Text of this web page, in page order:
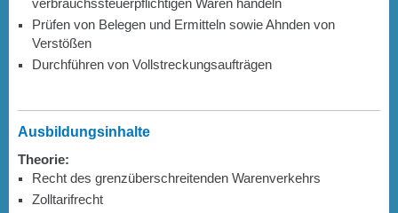
verbrauchssteuerpflichtigen Waren handeln
Prüfen von Belegen und Ermitteln sowie Ahnden von
Verstößen
Durchführen von Vollstreckungsaufträgen
Ausbildungsinhalte
Theorie:
Recht des grenzüberschreitenden Warenverkehrs
Zolltarifrecht